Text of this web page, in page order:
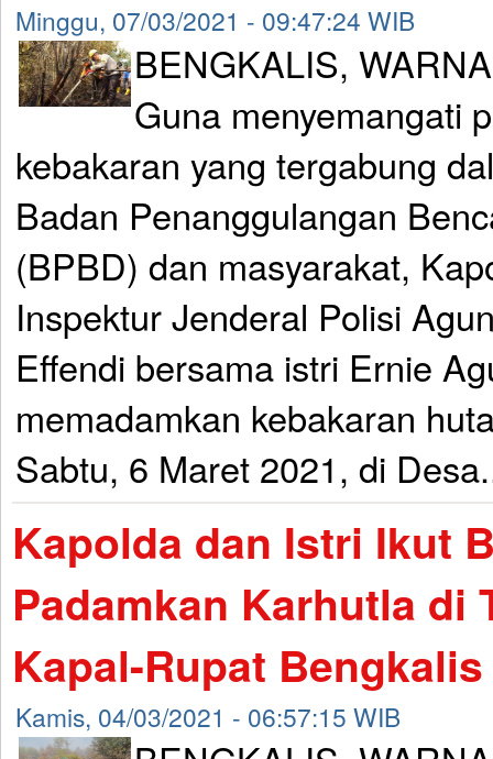
Minggu, 07/03/2021 - 09:47:24 WIB
BENGKALIS,
Guna menyemangati
kebakaran yang tergabung
Badan Penanggulangan
(BPBD) dan masyarakat,
Inspektur Jenderal Polisi
Effendi bersama istri Ernie
memadamkan kebakaran
Sabtu, 6 Maret 2021, di
Kapolda dan Istri Ikut
Padamkan Karhutla di
Kapal-Rupat Bengkalis
Kamis, 04/03/2021 - 06:57:15 WIB